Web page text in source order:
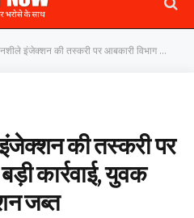
की तस्करी पर आबकारी विभाग की बड़ी कार्रवाई, युवक गिरफ्तार, 20 इंजेक्शन जब्त
की तस्करी पर
कार्रवाई, युवक
जब्त